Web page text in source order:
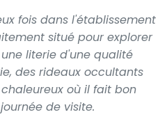
fois dans l'établissement
situé pour explorer
literie d'une qualité
des rideaux occultants
où il fait bon
de visite.